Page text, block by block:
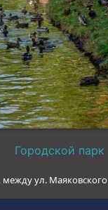
Городской парк
между ул.